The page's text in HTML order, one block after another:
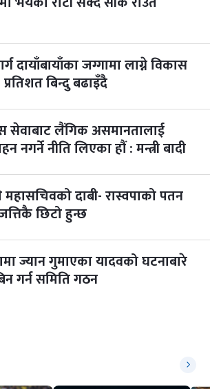
दायाँबायाँका जग्गामा लाग्ने विकास
बिन्दु बढाइँदै
सेवाबाट लैंगिक असमानतालाई
नगर्ने नीति लिएका हौं : मन्त्री बादी
दाबी- रास्वपाको पतन
छिटो हुन्छ
ज्यान गुमाएका यादवको घटनाबारे
गर्न समिति गठन